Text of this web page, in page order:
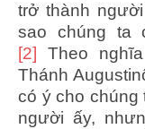
trở thành
sao chúng ta
[2] Theo
Thánh
có ý cho chúng
người ấy,